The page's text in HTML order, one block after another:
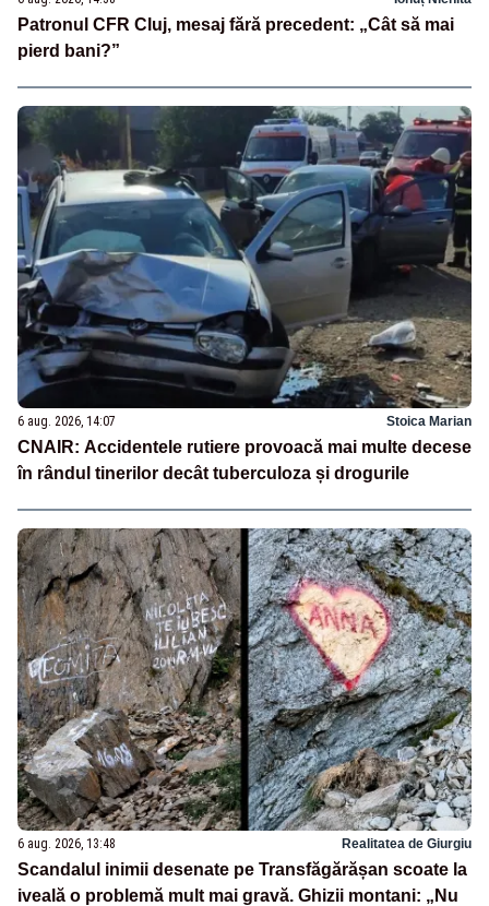
Patronul CFR Cluj, mesaj fără precedent: „Cât să mai
pierd bani?”
6 aug. 2026, 14:07 Stoica Marian
CNAIR: Accidentele rutiere provoacă mai multe decese
în rândul tinerilor decât tuberculoza și drogurile
6 aug. 2026, 13:48 Realitatea de Giurgiu
Scandalul inimii desenate pe Transfăgărășan scoate la
iveală o problemă mult mai gravă. Ghizii montani: „Nu